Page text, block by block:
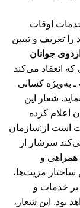
اوقات
تعریف و تبیین
جوانان
که انعقاد می‌کند
ـ به‌ویژه کسانی
شعار این
اعلام کرده
است از:سازمان
سرشار از
همراهی و
ساختار مزیت‌ها،
بر خدمات و
بود. این شعار،